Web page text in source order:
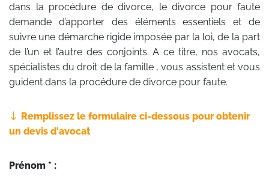
dans la procédure de divorce, le divorce pour faute
demande d’apporter des éléments essentiels et de
suivre une démarche rigide imposée par la loi, de la part
de l’un et l’autre des conjoints. A ce titre, nos avocats,
spécialistes du droit de la famille , vous assistent et vous
guident dans la procédure de divorce pour faute.
Remplissez le formulaire ci-dessous pour obtenir
un devis d'avocat
Prénom * :